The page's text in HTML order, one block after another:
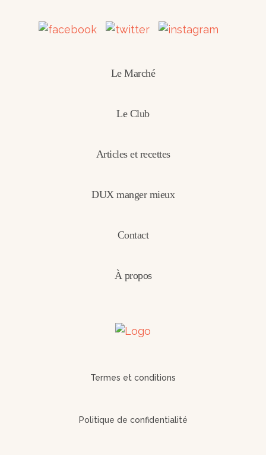
Le Marché
Le Club
Articles et recettes
DUX manger mieux
Contact
À propos
Termes et conditions
Politique de confidentialité